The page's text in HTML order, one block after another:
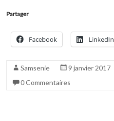
Partager
Facebook LinkedIn
Samsenie 9 janvier 2017
0 Commentaires